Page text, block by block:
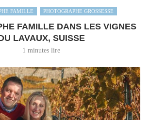
FAMILLE PHOTOGRAPHE GROSSESSE
FAMILLE DANS LES VIGNES
LAVAUX, SUISSE
1 minutes lire